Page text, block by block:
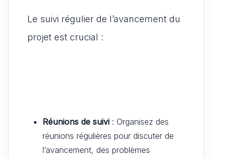
Le suivi régulier de l’avancement du
projet est crucial :
Réunions de suivi : Organisez des
réunions régulières pour discuter de
l’avancement, des problèmes